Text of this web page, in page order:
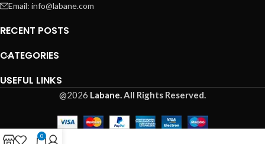
Email: info@labane.com
RECENT POSTS
CATEGORIES
USEFUL LINKS
@2026 Labane.All Rights Reserved.
0